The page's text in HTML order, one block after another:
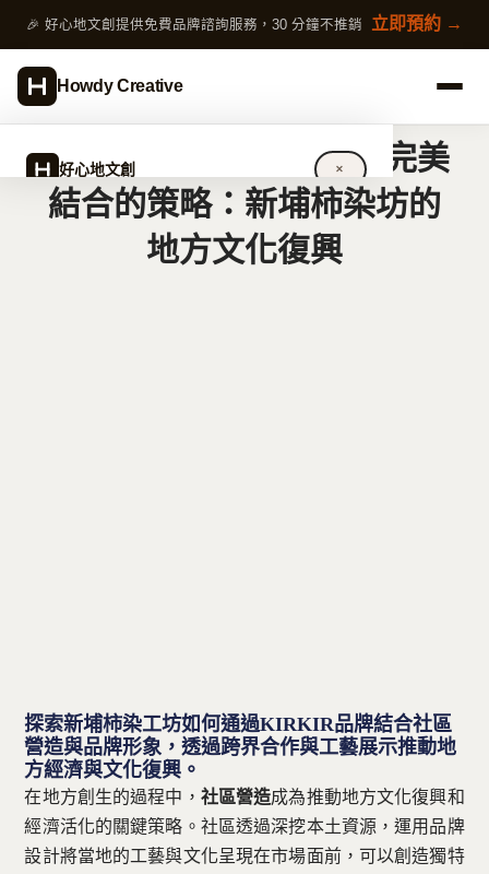
🎉 好心地文創提供免費品牌諮詢服務，30 分鐘不推銷 立即預約 →
Howdy Creative
好心地文創 ✕
關於好心地文創
5個社區營造與品牌形象完美
結合的策略：新埔柿染坊的
地方文化復興
探索新埔柿染工坊如何通過KIRKIR品牌結合社區
營造與品牌形象，透過跨界合作與工藝展示推動地
方經濟與文化復興。
在地方創生的過程中， 社區營造成為推動地方文化復興和
經濟活化的關鍵策略。社區透過深挖本土資源，運用品牌
設計將當地的工藝與文化呈現在市場面前，可以創造獨特